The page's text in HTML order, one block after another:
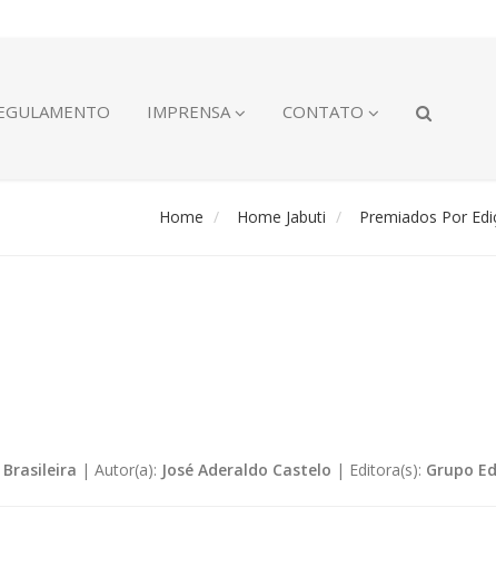
IMPRENSA CONTATO
Home Home Jabuti Premiados Por
| Autor(a): José Aderaldo Castelo | Editora(s): Grupo